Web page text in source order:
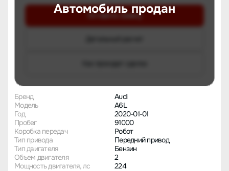
Автомобиль продан
Оставить заявку
Бренд
Audi
Модель
A6L
Год
2020-01-01
Пробег
91000
Коробка передач
Робот
Тип привода
Передний привод
Тип двигателя
Бензин
Объем двигателя
2
Мощность двигателя, лс
224